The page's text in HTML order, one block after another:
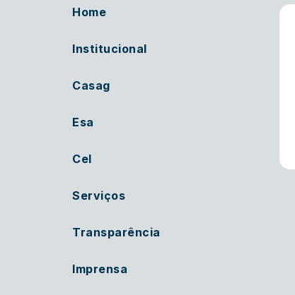
Home
Institucional
Casag
Esa
Cel
Serviços
Transparência
Imprensa